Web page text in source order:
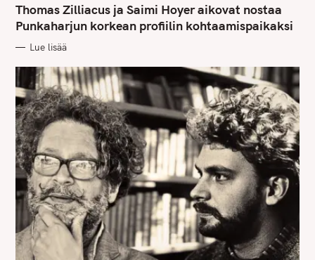
T
E
G
O
I
S
Thomas Zilliacus ja Saimi Hoyer aikovat nostaa
Punkaharjun korkean profiilin kohtaamispaikaksi
Lue lisää